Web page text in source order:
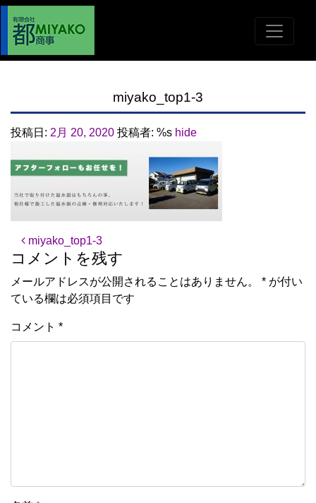
miyako_top1-3
投稿日: 2月 20, 2020 投稿者: %s hide
投稿ナビゲーション
miyako_top1-3
コメントを残す
メールアドレスが公開されることはありません。 * が付い
ている欄は必須項目です
コメント *